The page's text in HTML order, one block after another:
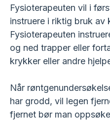
Fysioterapeuten vil i
instruere i riktig bruk av
Fysioterapeuten
og ned trapper eller
krykker eller andre
Når
har grodd, vil legen
fjernet bør man